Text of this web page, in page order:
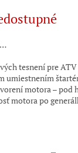
tesnení pre
umiestnením
motora – pod
motora po